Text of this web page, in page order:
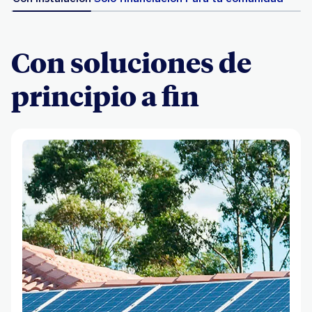
Con soluciones de
principio a fin